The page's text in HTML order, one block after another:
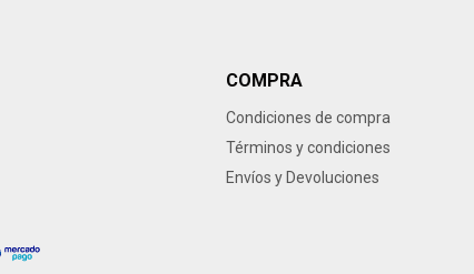
COMPRA
Condiciones de compra
Términos y condiciones
Envíos y Devoluciones